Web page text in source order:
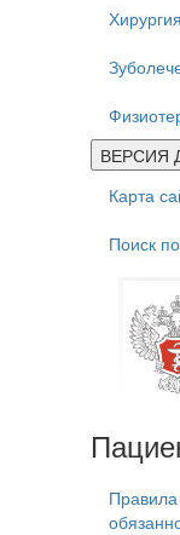
Хирургия
ВЕРСИЯ
Карта
Поиск